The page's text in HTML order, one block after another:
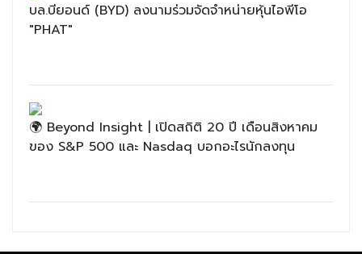
บล.บียอนด์ (BYD) ลงนามร่วมจัดจำหน่ายหุ้นไอพีโอ
"PHAT"
🌍 Beyond Insight | เปิดสถิติ 20 ปี เดือนสิงหาคม
ของ S&P 500 และ Nasdaq บอกอะไรนักลงทุน